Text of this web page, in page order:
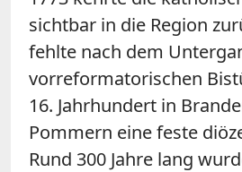
sichtbar in die Region
fehlte nach dem
vorreformatorischen
16. Jahrhundert in
Pommern eine feste
Rund 300 Jahre lang